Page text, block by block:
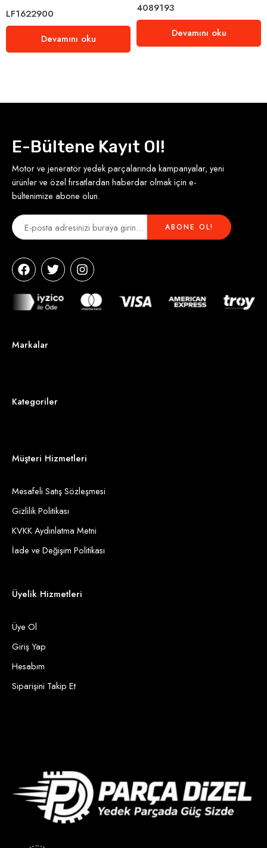
LF1622900
Devamını oku
4089193
Devamını oku
E-Bültene Kayıt Ol!
Motor ve jeneratör yedek parçalarında kampanyalar, yeni
ürünler ve özel fırsatlardan haberdar olmak için e-
bültenimize abone olun.
Markalar
Kategoriler
Müşteri Hizmetleri
Mesafeli Satış Sözleşmesi
Gizlilik Politikası
KVKK Aydınlatma Metni
İade ve Değişim Politikası
Üyelik Hizmetleri
Üye Ol
Giriş Yap
Hesabım
Siparişini Takip Et